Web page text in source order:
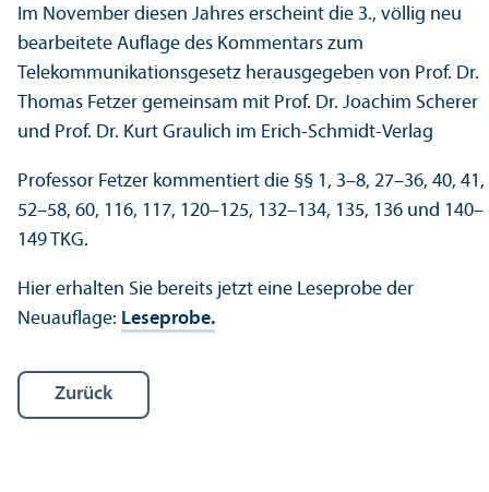
Im November diesen Jahres erscheint die 3., völlig neu
bearbeitete Auflage des Kommentars zum
Telekommunikations­gesetz herausgegeben von Prof. Dr.
Thomas Fetzer gemeinsam mit Prof. Dr. Joachim Scherer
und Prof. Dr. Kurt Graulich im Erich-Schmidt-Verlag
Professor Fetzer kommentiert die §§ 1, 3–8, 27–36, 40, 41,
52–58, 60, 116, 117, 120–125, 132–134, 135, 136 und 140–
149 TKG.
Hier erhalten Sie bereits jetzt eine Leseprobe der
Neuauflage: Leseprobe.
Zurück